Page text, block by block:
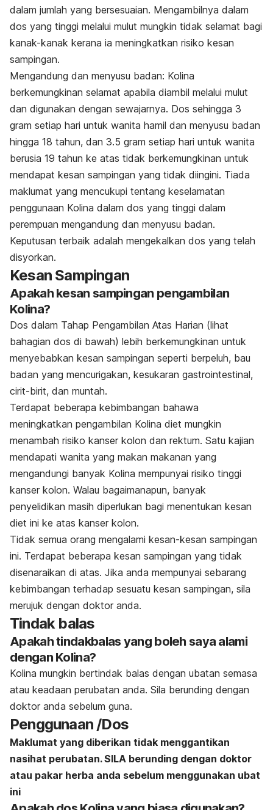
dalam jumlah yang bersesuaian. Mengambilnya dalam
dos yang tinggi melalui mulut mungkin tidak selamat bagi
kanak-kanak kerana ia meningkatkan risiko kesan
sampingan.
Mengandung dan menyusu badan: Kolina
berkemungkinan selamat apabila diambil melalui mulut
dan digunakan dengan sewajarnya. Dos sehingga 3
gram setiap hari untuk wanita hamil dan menyusu badan
hingga 18 tahun, dan 3.5 gram setiap hari untuk wanita
berusia 19 tahun ke atas tidak berkemungkinan untuk
mendapat kesan sampingan yang tidak diingini. Tiada
maklumat yang mencukupi tentang keselamatan
penggunaan Kolina dalam dos yang tinggi dalam
perempuan mengandung dan menyusu badan.
Keputusan terbaik adalah mengekalkan dos yang telah
disyorkan.
Kesan Sampingan
Apakah kesan sampingan pengambilan
Kolina?
Dos dalam Tahap Pengambilan Atas Harian (lihat
bahagian dos di bawah) lebih berkemungkinan untuk
menyebabkan kesan sampingan seperti berpeluh, bau
badan yang mencurigakan, kesukaran gastrointestinal,
cirit-birit, dan muntah.
Terdapat beberapa kebimbangan bahawa
meningkatkan pengambilan Kolina diet mungkin
menambah risiko kanser kolon dan rektum. Satu kajian
mendapati wanita yang makan makanan yang
mengandungi banyak Kolina mempunyai risiko tinggi
kanser kolon. Walau bagaimanapun, banyak
penyelidikan masih diperlukan bagi menentukan kesan
diet ini ke atas kanser kolon.
Tidak semua orang mengalami kesan-kesan sampingan
ini. Terdapat beberapa kesan sampingan yang tidak
disenaraikan di atas. Jika anda mempunyai sebarang
kebimbangan terhadap sesuatu kesan sampingan, sila
merujuk dengan doktor anda.
Tindak balas
Apakah tindakbalas yang boleh saya alami
dengan Kolina?
Kolina mungkin bertindak balas dengan ubatan semasa
atau keadaan perubatan anda. Sila berunding dengan
doktor anda sebelum guna.
Penggunaan /Dos
Maklumat yang diberikan tidak menggantikan
nasihat perubatan. SILA berunding dengan doktor
atau pakar herba anda sebelum menggunakan ubat
ini